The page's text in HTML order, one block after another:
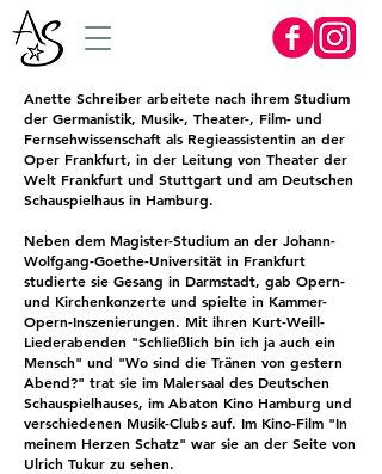
Anette Schreiber arbeitete nach ihrem Studium
der Germanistik, Musik-, Theater-, Film- und
Fernsehwissenschaft als Regieassistentin an der
Oper Frankfurt, in der Leitung von Theater der
Welt Frankfurt und Stuttgart und am Deutschen
Schauspielhaus in Hamburg.
Neben dem Magister-Studium an der Johann-
Wolfgang-Goethe-Universität in Frankfurt
studierte sie Gesang in Darmstadt, gab Opern-
und Kirchenkonzerte und spielte in Kammer-
Opern-Inszenierungen. Mit ihren Kurt-Weill-
Liederabenden "Schließlich bin ich ja auch ein
Mensch" und "Wo sind die Tränen von gestern
Abend?" trat sie im Malersaal des Deutschen
Schauspielhauses, im Abaton Kino Hamburg und
verschiedenen Musik-Clubs auf. Im Kino-Film "In
meinem Herzen Schatz" war sie an der Seite von
Ulrich Tukur zu sehen.